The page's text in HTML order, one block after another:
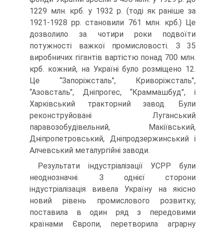
1229 млн. крб. у 1932 р. (тоді як раніше за
1921-1928 рр. становили 761 млн. крб.) Це
дозволило за чотири роки подвоїти
потужності важкої промисловості. З 35
виробничих гігантів вартістю понад 700 млн.
крб. кожний, на Україні було розміщено 12.
Це “Запоріжсталь”, Криворіжсталь”,
“Азовсталь”, Дніпрогес, “Краммашбуд”, і
Харківський тракторний завод. Були
реконструйовані Луганський
паравозобудівельний, Макіївський,
Дніпропетровський, Дніпродзержинський і
Алчевський металургійні заводи.
Результати індустріалізації УСРР були
неоднозначні. З однієї сторони
індустріалізація вивела Україну на якісно
новий рівень промислового розвитку,
поставила в один ряд з передовими
країнами Європи, перетворила аграрну